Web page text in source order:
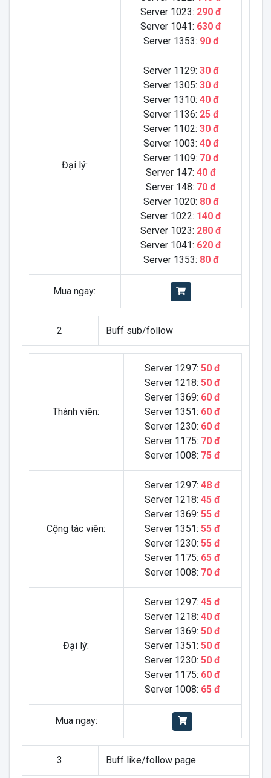
Server 1023: 290 đ
Server 1041: 630 đ
Server 1353: 90 đ
Đại lý:
Server 1129: 30 đ
Server 1305: 30 đ
Server 1310: 40 đ
Server 1136: 25 đ
Server 1102: 30 đ
Server 1003: 40 đ
Server 1109: 70 đ
Server 147: 40 đ
Server 148: 70 đ
Server 1020: 80 đ
Server 1022: 140 đ
Server 1023: 280 đ
Server 1041: 620 đ
Server 1353: 80 đ
Mua ngay:
2 Buff sub/follow
Thành viên:
Server 1297: 50 đ
Server 1218: 50 đ
Server 1369: 60 đ
Server 1351: 60 đ
Server 1230: 60 đ
Server 1175: 70 đ
Server 1008: 75 đ
Cộng tác viên:
Server 1297: 48 đ
Server 1218: 45 đ
Server 1369: 55 đ
Server 1351: 55 đ
Server 1230: 55 đ
Server 1175: 65 đ
Server 1008: 70 đ
Đại lý:
Server 1297: 45 đ
Server 1218: 40 đ
Server 1369: 50 đ
Server 1351: 50 đ
Server 1230: 50 đ
Server 1175: 60 đ
Server 1008: 65 đ
Mua ngay:
3 Buff like/follow page